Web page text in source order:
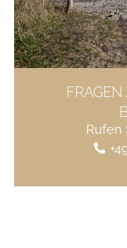
Rufen